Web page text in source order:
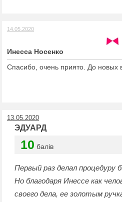
14.05.2020
Инесса Носенко
Спасибо, очень приято. До новых
13.05.2020
ЭДУАРД
10 балів
Первый раз делал процедуру
Но благодаря Инессе как
своего дела, ее золотым